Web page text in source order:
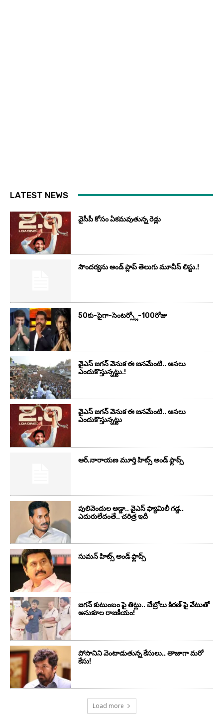
LATEST NEWS
వైసీపీ కోసం ఏక‌మ‌వుతున్న రెడ్లు
సౌందర్యను అండ్‌ ప్లాప్‌ తెలుగు మూవీస్‌ లిస్టు.!
50కు-పైగా-సెంటర్స్లో-100రోజు
వైఎస్‌ జగన్‌ వెనుక ఈ జనమేంటి.. అసలు
ఎందుకొస్తున్నట్టు.!
వైఎస్‌ జగన్‌ వెనుక ఈ జనమేంటి.. అసలు
ఎందుకొస్తున్నట్టు
ఆర్‌.నారాయ‌ణ మూర్తి హిట్స్ అండ్ ఫ్లాప్స్‌
పులివెందుల అడ్డా.. వైఎస్ ఫ్యామిలీ గడ్డ..
ఎదురులేదంతే.. చరిత్ర ఇదీ
సుమ‌న్ హిట్స్ అండ్ ఫ్లాప్స్‌
జగన్ కుటుంబం పై తిట్లు.. చేబ్రోలు కిరణ్ పై వేటుతో
అనుకూల రాజకీయం!
పోసానిని వెంటాడుతున్న కేసులు.. తాజాగా మరో
కేసు!
Load more